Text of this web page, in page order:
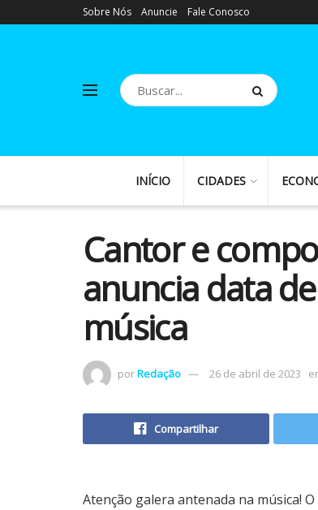
Sobre Nós Anuncie Fale Conosco
INÍCIO CIDADES
Cantor e
anuncia data
música
porRedação 26 de abril de 2023
Compartilhar
Atenção galera antenada na música!